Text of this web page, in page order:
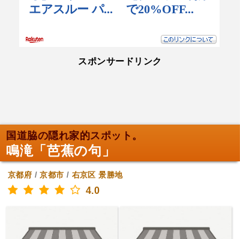
スポンサードリンク
国道脇の隠れ家的スポット。
鳴滝「芭蕉の句」
京都府 /京都市 / 右京区 景勝地
4.0